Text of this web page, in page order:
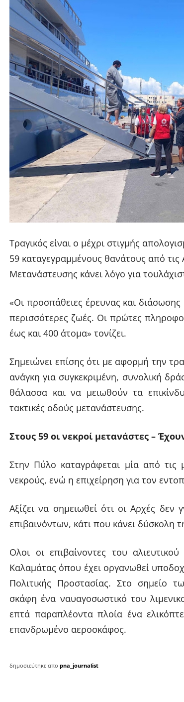
Τραγικός είναι ο μέχρι στιγμής
59 καταγεγραμμένους θανάτους από
Μετανάστευσης κάνει λόγο για
«Οι προσπάθειες έρευνας και
περισσότερες ζωές. Οι πρώτες
έως και 400 άτομα» τονίζει.
Σημειώνει επίσης ότι με αφορμή την
ανάγκη για συγκεκριμένη, συνολική
θάλασσα και να μειωθούν τα
τακτικές οδούς μετανάστευσης.
Στους 59 οι νεκροί μετανάστες –
Στην Πύλο καταγράφεται μία από τις
νεκρούς, ενώ η επιχείρηση για τον
Αξίζει να σημειωθεί ότι οι Αρχές
επιβαινόντων, κάτι που κάνει δύσκολη
Ολοι οι επιβαίνοντες του
Καλαμάτας όπου έχει οργανωθεί
Πολιτικής Προστασίας. Στο σημείο
σκάφη ένα ναυαγοσωστικό του
επτά παραπλέοντα πλοία ένα
επανδρωμένο αεροσκάφος.
δημοσιεύτηκε απο pna_journalist